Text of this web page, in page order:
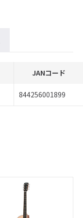
JANコード
844256001899